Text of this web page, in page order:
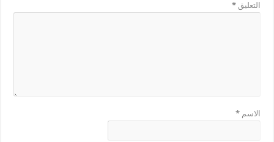
التعليق*
الاسم*